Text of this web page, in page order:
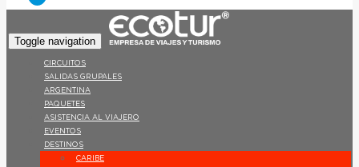
Toggle navigation
CIRCUITOS
SALIDAS GRUPALES
ARGENTINA
PAQUETES
ASISTENCIA AL VIAJERO
EVENTOS
DESTINOS
CARIBE